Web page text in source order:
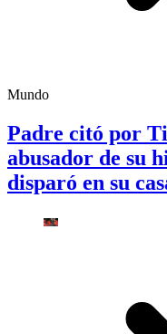
Mundo
Padre citó por
abusador de su
disparó en su